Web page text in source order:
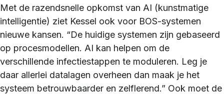
Met de razendsnelle opkomst van AI (kunstmatige
intelligentie) ziet Kessel ook voor BOS-systemen
nieuwe kansen. “De huidige systemen zijn gebaseerd
op procesmodellen. AI kan helpen om de
verschillende infectiestappen te moduleren. Leg je
daar allerlei datalagen overheen dan maak je het
systeem betrouwbaarder en zelflerend.” Ook moet de